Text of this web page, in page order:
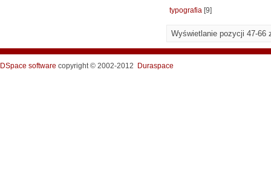
typografia [9]
Wyświetlanie pozycji 47-66
DSpace software copyright © 2002-2012 Duraspace